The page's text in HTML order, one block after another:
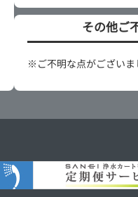
その他ご
※ご不明な点がございま